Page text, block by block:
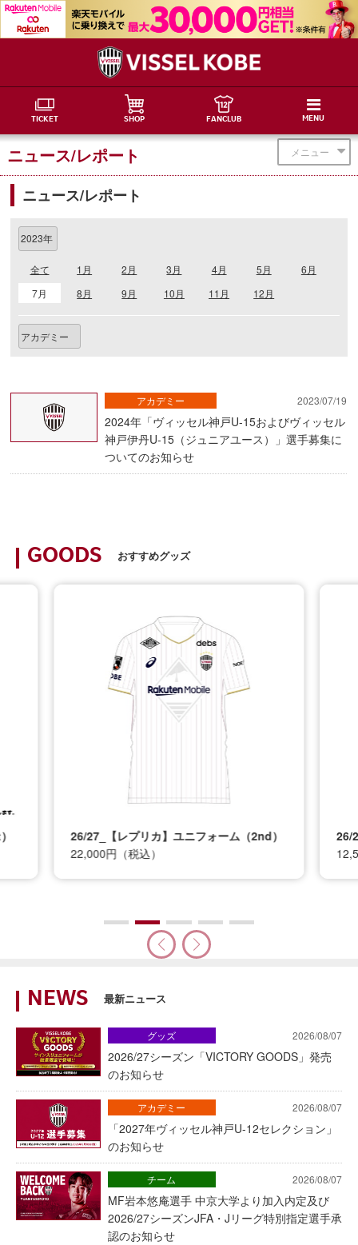
TICKET SHOP FANCLUB MENU
メニュー
ニュース/レポート
ニュース/レポート
全て 1月 2月 3月 4月 5月
6月
7月
8月 9月 10月 11月 12月
2023/07/19
2024年「ヴィッセル神戸U-15およびヴィッセル
神戸伊丹U-15（ジュニアユース）」選手募集に
ついてのお知らせ
アカデミー
GOODS おすすめグッズ
26/27_【レプリカ】ユニフォーム（2nd）
22,000円（税込）
26/
NEWS 最新ニュース
2026/08/07
2026/27シーズン「VICTORY GOODS」発売
のお知らせ
グッズ
2026/08/07
「2027年ヴィッセル神戸U-12セレクション」
のお知らせ
アカデミー
2026/08/07
MF岩本悠庵選手 中京大学より加入内定及び
2026/27シーズンJFA・Jリーグ特別指定選手承
認のお知らせ
チーム